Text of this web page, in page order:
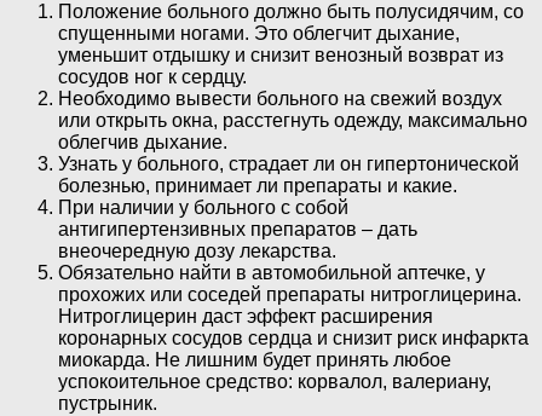
Положение больного должно быть полусидячим, со
спущенными ногами. Это облегчит дыхание,
уменьшит отдышку и снизит венозный возврат из
сосудов ног к сердцу.
Необходимо вывести больного на свежий воздух
или открыть окна, расстегнуть одежду, максимально
облегчив дыхание.
Узнать у больного, страдает ли он гипертонической
болезнью, принимает ли препараты и какие.
При наличии у больного с собой
антигипертензивных препаратов – дать
внеочередную дозу лекарства.
Обязательно найти в автомобильной аптечке, у
прохожих или соседей препараты нитроглицерина.
Нитроглицерин даст эффект расширения
коронарных сосудов сердца и снизит риск инфаркта
миокарда. Не лишним будет принять любое
успокоительное средство: корвалол, валериану,
пустрыник.